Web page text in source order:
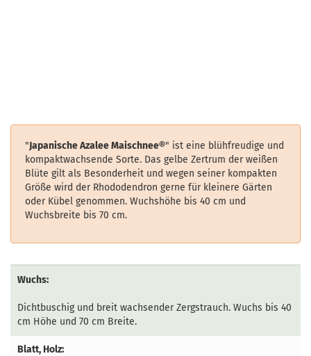
"Japanische Azalee Maischnee®" ist eine blühfreudige und
kompaktwachsende Sorte. Das gelbe Zertrum der weißen
Blüte gilt als Besonderheit und wegen seiner kompakten
Größe wird der Rhododendron gerne für kleinere Gärten
oder Kübel genommen. Wuchshöhe bis 40 cm und
Wuchsbreite bis 70 cm.
Wuchs:
Dichtbuschig und breit wachsender Zergstrauch. Wuchs bis 40
cm Höhe und 70 cm Breite.
Blatt, Holz: